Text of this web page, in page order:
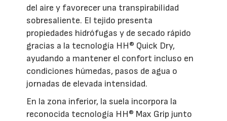
del aire y favorecer una transpirabilidad
sobresaliente. El tejido presenta
propiedades hidrófugas y de secado rápido
gracias a la tecnología HH® Quick Dry,
ayudando a mantener el confort incluso en
condiciones húmedas, pasos de agua o
jornadas de elevada intensidad.
En la zona inferior, la suela incorpora la
reconocida tecnología HH® Max Grip junto